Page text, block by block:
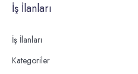
İş İlanları
İş İlanları
Kategoriler